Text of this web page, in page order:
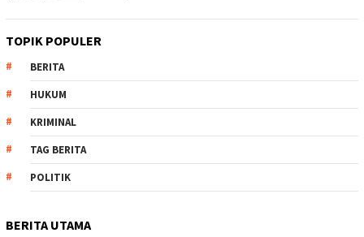
TOPIK POPULER
BERITA
HUKUM
KRIMINAL
TAG BERITA
POLITIK
BERITA UTAMA